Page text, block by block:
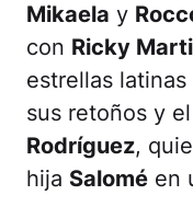
Mikaela y
con Ricky
estrellas latinas
sus retoños y
Rodríguez,
hija Salomé en